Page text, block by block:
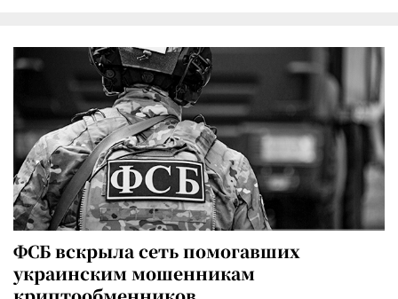
ФСБ вскрыла сеть помогавших
украинским мошенникам